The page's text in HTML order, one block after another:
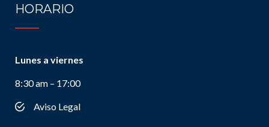
HORARIO
Lunes a viernes
8:30 am – 17:00
Aviso Legal